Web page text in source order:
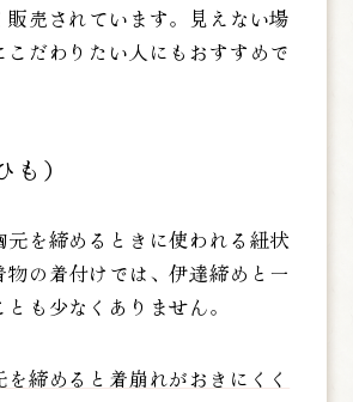
販売されています。見えない場
こだわりたい人にもおすすめで
）
元を締めるときに使われる紐状
物の着付けでは、伊達締めと一
も少なくありません。
締めると着崩れがおきにくく